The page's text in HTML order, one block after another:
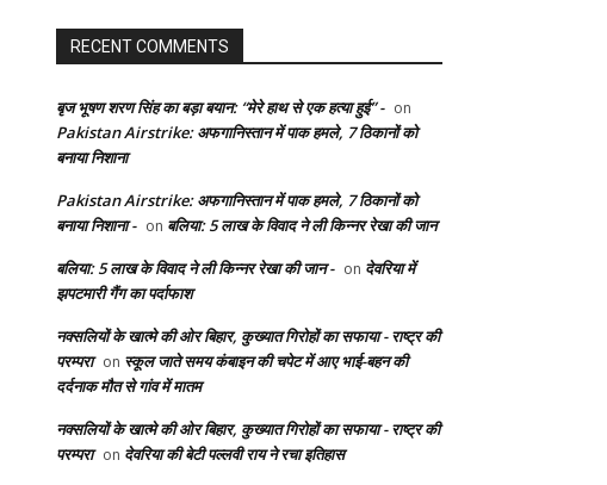
RECENT COMMENTS
बृज भूषण शरण सिंह का बड़ा बयान: “मेरे हाथ से एक हत्या हुई” - on
Pakistan Airstrike: अफगानिस्तान में पाक हमले, 7 ठिकानों को
बनाया निशाना
Pakistan Airstrike: अफगानिस्तान में पाक हमले, 7 ठिकानों को
बनाया निशाना - on बलिया: 5 लाख के विवाद ने ली किन्नर रेखा की जान
बलिया: 5 लाख के विवाद ने ली किन्नर रेखा की जान - on देवरिया में
झपटमारी गैंग का पर्दाफाश
नक्सलियों के खात्मे की ओर बिहार, कुख्यात गिरोहों का सफाया - राष्ट्र की
परम्परा on स्कूल जाते समय कंबाइन की चपेट में आए भाई-बहन की
दर्दनाक मौत से गांव में मातम
नक्सलियों के खात्मे की ओर बिहार, कुख्यात गिरोहों का सफाया - राष्ट्र की
परम्परा on देवरिया की बेटी पल्लवी राय ने रचा इतिहास